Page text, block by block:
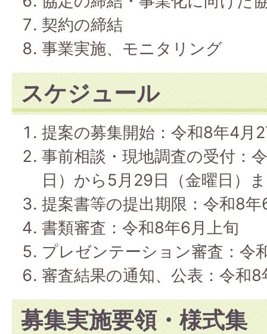
契約の締結
事業実施、モニタリング
スケジュール
提案の募集開始：令和8年4月
事前相談・現地調査の受付：
日）から5月29日（金曜日）
提案書等の提出期限：令和8
書類審査：令和8年6月上旬
プレゼンテーション審査：令
審査結果の通知、公表：令和8
募集実施要領・様式集